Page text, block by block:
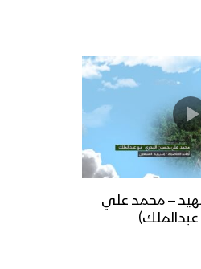
– محمد علي
عبدالملك)